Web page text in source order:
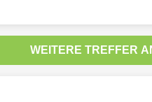
WEITERE TREFFER